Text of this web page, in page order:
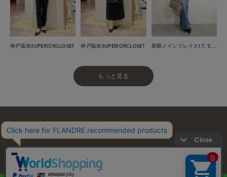
神戸阪急SUPERIORCLOSET 神戸阪急SUPERIORCLOSET
もっと見る
お問い合わせ 利用規約 プライバシーポリシー
特定商取引・古物営業法に基づく表示